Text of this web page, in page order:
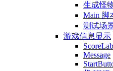
生成怪
Main 脚
测试场
游戏信息显示
Message